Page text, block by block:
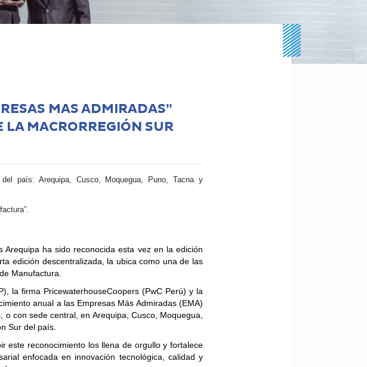
MAS ADMIRADAS”
MACRORREGIÓN SUR
país: Arequipa, Cusco, Moquegua, Puno, Tacna y
ha sido reconocida esta vez en la edición
edición descentralizada, la ubica como una de las
Manufactura.
la firma PricewaterhouseCoopers (PwC Perú) y la
anual a las Empresas Más Admiradas (EMA)
con sede central, en Arequipa, Cusco, Moquegua,
Sur del país.
este reconocimiento los llena de orgullo y fortalece
enfocada en innovación tecnológica, calidad y